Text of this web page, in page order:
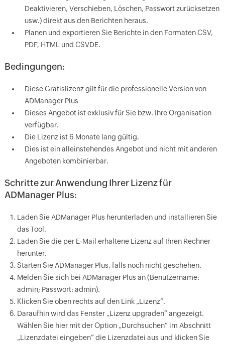
Deaktivieren, Verschieben, Löschen, Passwort zurücksetzen
usw.) direkt aus den Berichten heraus.
Planen und exportieren Sie Berichte in den Formaten CSV,
PDF, HTML und CSVDE.
Bedingungen:
Diese Gratislizenz gilt für die professionelle Version von
ADManager Plus
Dieses Angebot ist exklusiv für Sie bzw. Ihre Organisation
verfügbar.
Die Lizenz ist 6 Monate lang gültig.
Dies ist ein alleinstehendes Angebot und nicht mit anderen
Angeboten kombinierbar.
Schritte zur Anwendung Ihrer Lizenz für
ADManager Plus:
Laden Sie ADManager Plus herunterladen und installieren Sie
das Tool.
Laden Sie die per E-Mail erhaltene Lizenz auf Ihren Rechner
herunter.
Starten Sie ADManager Plus, falls noch nicht geschehen.
Melden Sie sich bei ADManager Plus an (Benutzername:
admin; Passwort: admin).
Klicken Sie oben rechts auf den Link „Lizenz“.
Daraufhin wird das Fenster „Lizenz upgraden“ angezeigt.
Wählen Sie hier mit der Option „Durchsuchen“ im Abschnitt
„Lizenzdatei eingeben“ die Lizenzdatei aus und klicken Sie